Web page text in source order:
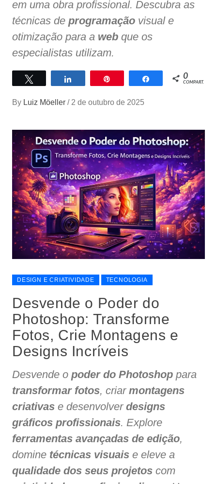
em uma obra profissional. Descubra as
técnicas de programação visual e
otimização para a web que os
especialistas utilizam.
Compartilhar Compartilhar
0
COMPART.
By Luiz Möeller / 2 de outubro de 2025
DESIGN E CRIATIVIDADE TECNOLOGIA
Desvende o Poder do
Photoshop: Transforme
Fotos, Crie Montagens e
Designs Incríveis
Desvende o poder do Photoshop para
transformar fotos, criar montagens
criativas e desenvolver designs
gráficos profissionais. Explore
ferramentas avançadas de edição,
domine técnicas visuais e eleve a
qualidade dos seus projetos com